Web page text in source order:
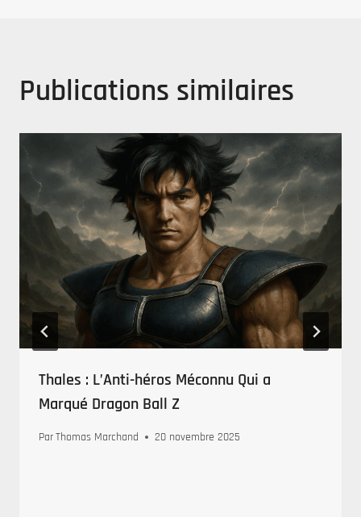
Publications similaires
Thales : L’Anti-héros Méconnu Qui a
Marqué Dragon Ball Z
ParThomas Marchand 20 novembre 2025